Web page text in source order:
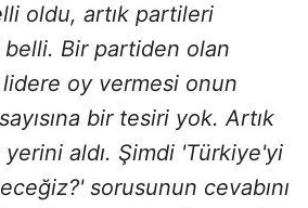
oldu, artık partileri
Bir partiden olan
oy vermesi onun
bir tesiri yok. Artık
aldı. Şimdi 'Türkiye'yi
sorusunun cevabını